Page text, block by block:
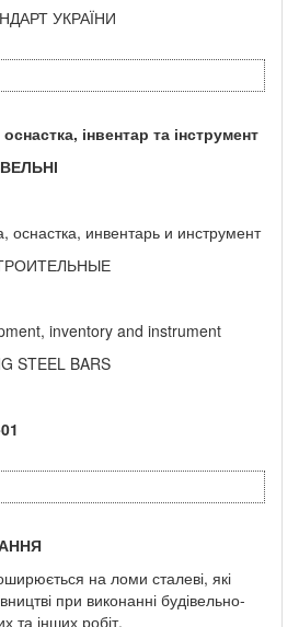
УКРАЇНИ
інвентар та інструмент
оснастка, инвентарь и инструмент
inventory and instrument
STEEL BARS
на ломи сталеві, які
при виконанні будівельно-
та інших робіт.